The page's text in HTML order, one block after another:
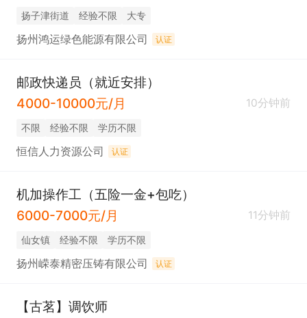
扬子津街道 经验不限 大专
扬州鸿运绿色能源有限公司 认证
邮政快递员（就近安排）
4000-10000元/月
10分钟前
不限 经验不限 学历不限
恒信人力资源公司 认证
机加操作工（五险一金+包吃）
6000-7000元/月
11分钟前
仙女镇 经验不限 学历不限
扬州嵘泰精密压铸有限公司 认证
【古茗】调饮师